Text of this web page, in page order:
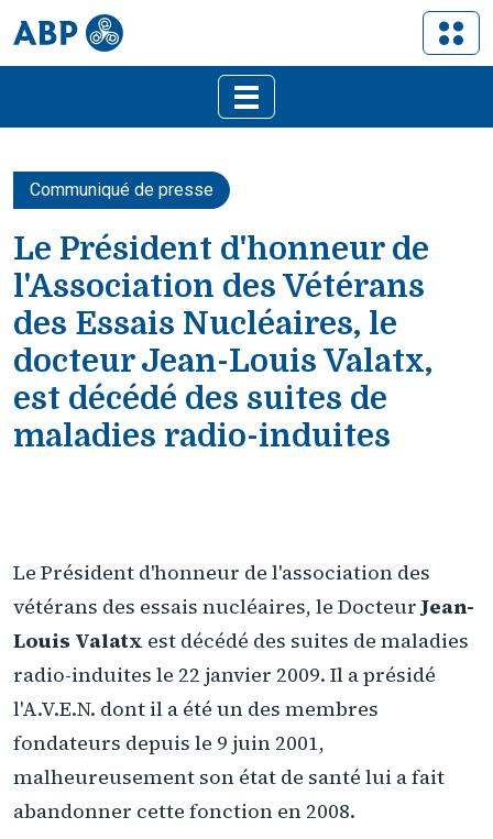
Communiqué de presse
Le Président d'honneur de
l'Association des Vétérans
des Essais Nucléaires, le
docteur Jean-Louis Valatx,
est décédé des suites de
maladies radio-induites
Le Président d'honneur de l'association des
vétérans des essais nucléaires, le DocteurJean-
Louis Valatx est décédé des suites de maladies
radio-induites le 22 janvier 2009. Il a présidé
l'A.V.E.N. dont il a été un des membres
fondateurs depuis le 9 juin 2001,
malheureusement son état de santé lui a fait
abandonner cette fonction en 2008.